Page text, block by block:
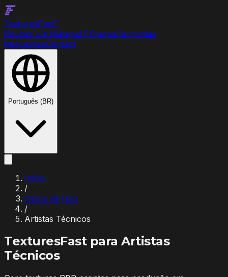
TexturesFast™
Roubar um Material↗ PreçosPerguntas
frequentesContact
Português (BR)
Início
/
Casos de Uso
/
Artistas Técnicos
TexturesFast paraArtistas
Técnicos